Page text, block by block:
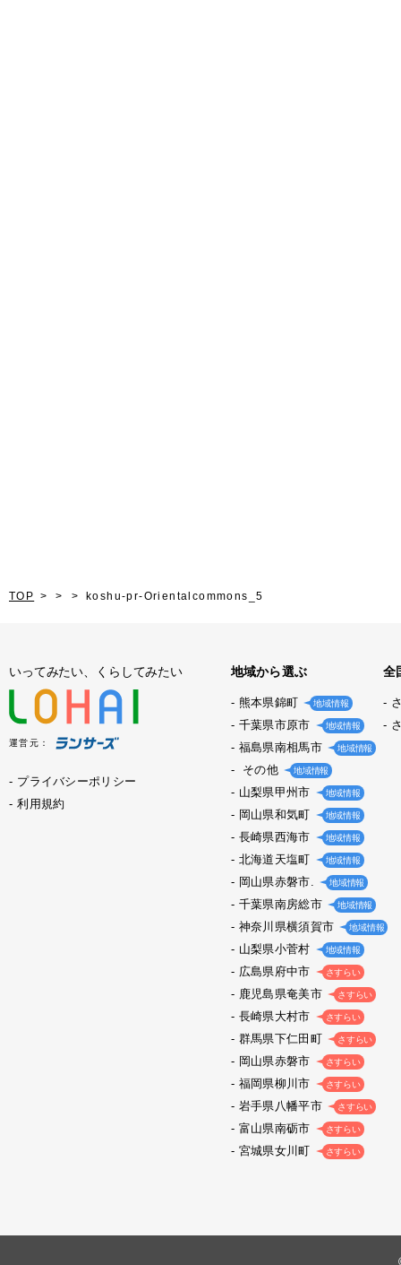
TOP koshu-pr-Orientalcommons_5
いってみたい、くらしてみたい
運営元：
プライバシーポリシー
利用規約
地域から選ぶ
熊本県錦町 地域情報
千葉県市原市 地域情報
福島県南相馬市 地域情報
その他 地域情報
山梨県甲州市 地域情報
岡山県和気町 地域情報
長崎県西海市 地域情報
北海道天塩町 地域情報
岡山県赤磐市. 地域情報
千葉県南房総市 地域情報
神奈川県横須賀市 地域情報
山梨県小菅村 地域情報
広島県府中市 さすらい
鹿児島県奄美市 さすらい
長崎県大村市 さすらい
群馬県下仁田町 さすらい
岡山県赤磐市 さすらい
福岡県柳川市 さすらい
岩手県八幡平市 さすらい
富山県南砺市 さすらい
宮城県女川町 さすらい
全